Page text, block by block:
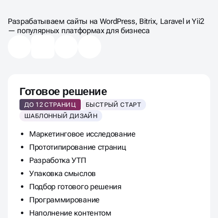
САЙТА ПОД КЛЮЧ
Разрабатываем сайты на WordPress, Bitrix, Laravel и Yii2
— популярных платформах для бизнеса
Готовое решение
ДО 12 СТРАНИЦ
БЫСТРЫЙ СТАРТ
ШАБЛОННЫЙ ДИЗАЙН
Маркетинговое исследование
Прототипирование страниц
Разработка УТП
Упаковка смыслов
Подбор готового решения
Программирование
Наполнение контентом